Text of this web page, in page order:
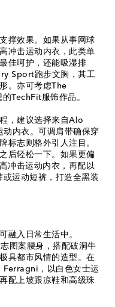
撑效果。如果从事网球
冲击运动内衣，此类单
佳呵护，还能吸湿排
Sport跑步文胸，其工
。亦可考虑The
TechFit服饰作品。
，建议选择来自Alo
内衣。可调肩带确保穿
标志则格外引人注目。
后轻松一下。如果更偏
冲击运动内衣，再配以
运动短裤，打造全黑装
融入日常生活中。
图案腰身，搭配破洞牛
具都市风情的造型。在
Ferragni，以白色女士运
配上坡跟凉鞋和高级珠